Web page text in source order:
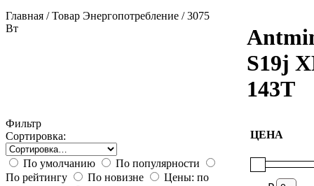
Главная / Товар Энергопотребление / 3075
Вт
S19j
143T
Фильтр
Сортировка:
По умолчанию
По популярности
По рейтингу
По новизне
Цены: по
ЦЕНА